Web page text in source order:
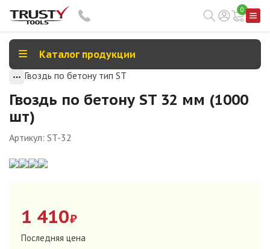
0
Каталог продукции
Гвоздь по бетону тип ST
Гвоздь по бетону ST 32 мм (1000
шт)
Артикул: ST-32
1 410₽
Последняя цена